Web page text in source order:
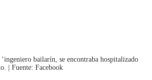
bailarín, se encontraba hospitalizado
| Fuente: Facebook